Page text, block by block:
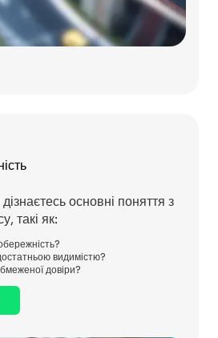
основні поняття з
такі як:
видимістю?
довіри?